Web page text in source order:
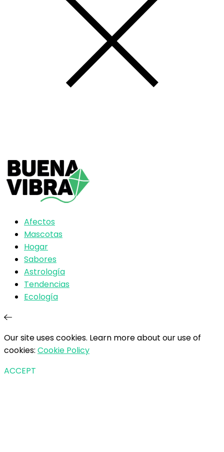
Afectos
Mascotas
Hogar
Sabores
Astrología
Tendencias
Ecología
Our site uses cookies. Learn more about our use of
cookies: Cookie Policy
ACCEPT